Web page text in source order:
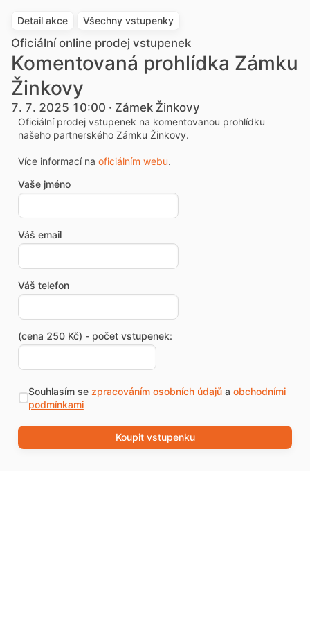
Detail akce Všechny vstupenky
Oficiální online prodej vstupenek
Komentovaná prohlídka Zámku
Žinkovy
7. 7. 2025 10:00 · Zámek Žinkovy
Oficiální prodej vstupenek na komentovanou prohlídku
našeho partnerského Zámku Žinkovy.
Více informací na oficiálním webu.
Vaše jméno
Váš email
Váš telefon
(cena 250 Kč) - počet vstupenek:
Souhlasím se zpracováním osobních údajůa obchodními
podmínkami
Koupit vstupenku